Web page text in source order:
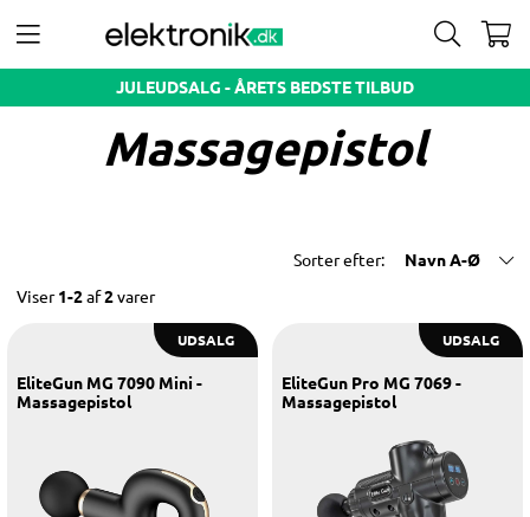
JULEUDSALG - ÅRETS BEDSTE TILBUD
Massagepistol
Sorter efter:
Navn A-Ø
Viser1-2af2varer
UDSALG
EliteGun MG 7090 Mini -
Massagepistol
UDSALG
EliteGun Pro MG 7069 -
Massagepistol